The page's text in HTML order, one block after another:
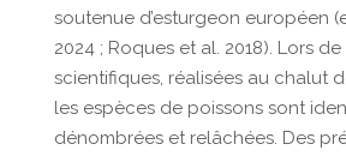
soutenue d’esturgeon européen
2024 ; Roques et al. 2018). Lors
scientifiques, réalisées au chalut
les espèces de poissons sont
dénombrées et relâchées. Des